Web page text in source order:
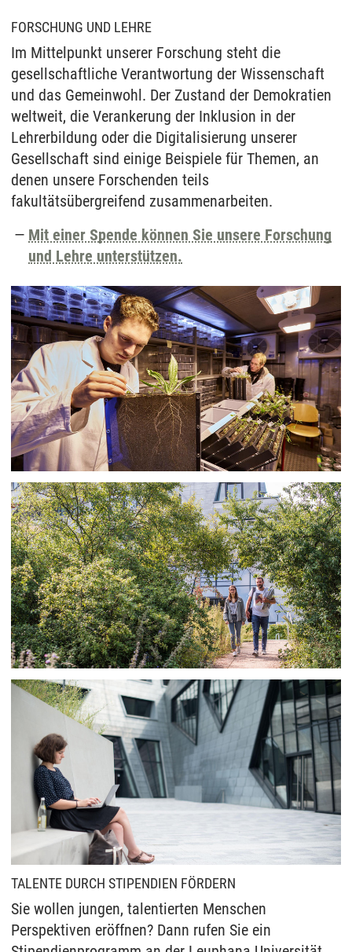
FORSCHUNG UND LEHRE
Im Mittelpunkt unserer Forschung steht die
gesellschaftliche Verantwortung der Wissenschaft
und das Gemeinwohl. Der Zustand der Demokratien
weltweit, die Verankerung der Inklusion in der
Lehrerbildung oder die Digitalisierung unserer
Gesellschaft sind einige Beispiele für Themen, an
denen unsere Forschenden teils
fakultätsübergreifend zusammenarbeiten.
Mit einer Spende können Sie unsere Forschung
und Lehre unterstützen.
TALENTE DURCH STIPENDIEN FÖRDERN
Sie wollen jungen, talentierten Menschen
Perspektiven eröffnen? Dann rufen Sie ein